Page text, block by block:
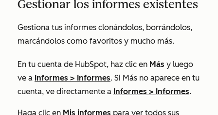
Gestionar los informes existentes
Gestiona tus informes clonándolos, borrándolos,
marcándolos como favoritos y mucho más.
En tu cuenta de HubSpot, haz clic en Más y luego
ve a Informes > Informes. Si Más no aparece en tu
cuenta, ve directamente a Informes > Informes.
Haga clic en Mis informes para ver todos sus